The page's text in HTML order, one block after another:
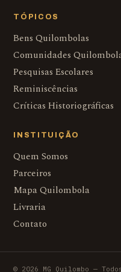
TÓPICOS
Bens Quilombolas
Comunidades
Pesquisas Escolares
Reminiscências
Críticas Historiográficas
INSTITUIÇÃO
Quem Somos
Parceiros
Mapa Quilombola
Livraria
Contato
© 2026 MG Quilombo —